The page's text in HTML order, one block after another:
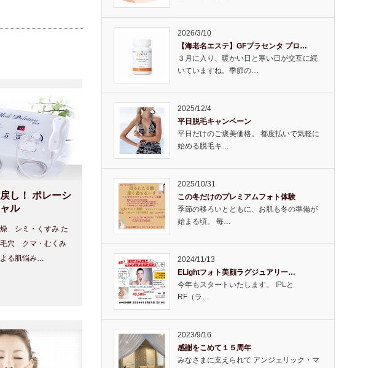
し！ ポレーシ
ル
シミ・くすみ た
毛穴 クマ・むくみ
る肌悩み…
2026/3/10
【海老名エステ】GFプラセンタ プロ…
３月に入り、暖かい日と寒い日が交互に続
いていますね。季節の…
2025/12/4
平日脱毛キャンペーン
平日だけのご褒美価格。 都度払いで気軽に
始める脱毛キ…
2025/10/31
この冬だけのプレミアムフォト体験
季節の移ろいとともに、お肌も冬の準備が
始まる頃。 毎…
2024/11/13
ELightフォト美顔ラグジュアリー…
今年もスタートいたします。 IPLと
RF（ラ…
2023/9/16
感謝をこめて１５周年
みなさまに支えられて アンジェリック・マ